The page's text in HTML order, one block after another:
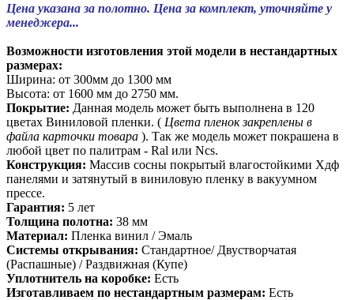
Цена указана за полотно. Цена за комплект, уточняйте у
менеджера...
Возможности изготовления этой модели в нестандартных
размерах:
Ширина: от 300мм до 1300 мм
Высота: от 1600 мм до 2750 мм.
Покрытие: Данная модель может быть выполнена в 120
цветах Виниловой пленки. ( Цвета пленок закреплены в
файла карточки товара ). Так же модель может покрашена в
любой цвет по палитрам - Ral или Ncs.
Конструкция: Массив сосны покрытый влагостойкими Хдф
панелями и затянутый в виниловую пленку в вакуумном
прессе.
Гарантия: 5 лет
Толщина полотна: 38 мм
Материал: Пленка винил / Эмаль
Системы открывания: Стандартное/ Двустворчатая
(Распашные) / Раздвижная (Купе)
Уплотнитель на коробке: Есть
Изготавливаем по нестандартным размерам: Есть